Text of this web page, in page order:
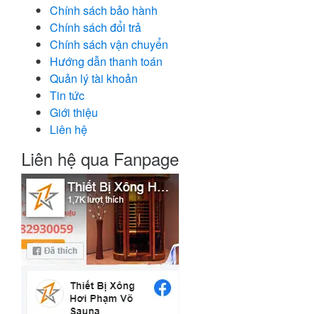
Chính sách bảo hành
Chính sách đổi trả
Chính sách vận chuyển
Hướng dẫn thanh toán
Quản lý tài khoản
Tin tức
Giới thiệu
Liên hệ
Liên hệ qua Fanpage